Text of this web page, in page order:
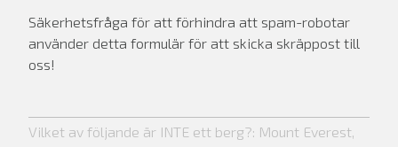
Säkerhetsfråga för att förhindra att spam-robotar
använder detta formulär för att skicka skräppost till
oss!
Vilket av följande är INTE ett berg?: Mount Everest,